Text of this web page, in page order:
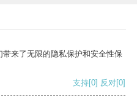
来了无限的隐私保护和安全性保
支持[0] 反对[0]